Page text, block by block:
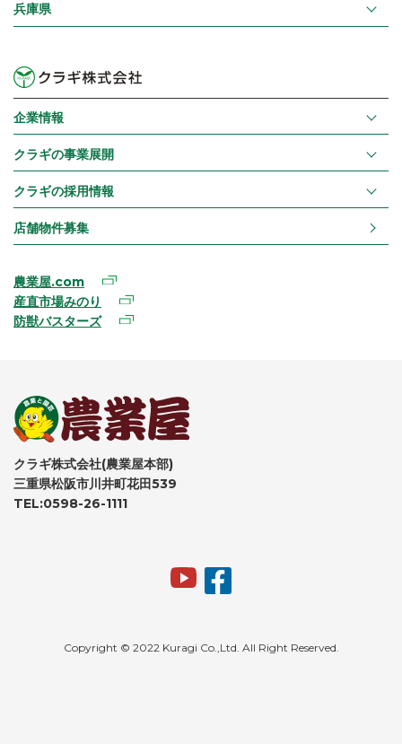
兵庫県
企業情報
クラギの事業展開
クラギの採用情報
店舗物件募集
農業屋.com
産直市場みのり
防獣バスターズ
クラギ株式会社(農業屋本部)
三重県松阪市川井町花田539
TEL:0598-26-1111
Copyright © 2022 Kuragi Co.,Ltd. All Right Reserved.